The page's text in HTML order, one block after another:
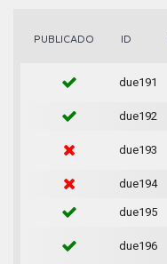
PUBLICADO ID
due191
due192
due193
due194
due195
due196